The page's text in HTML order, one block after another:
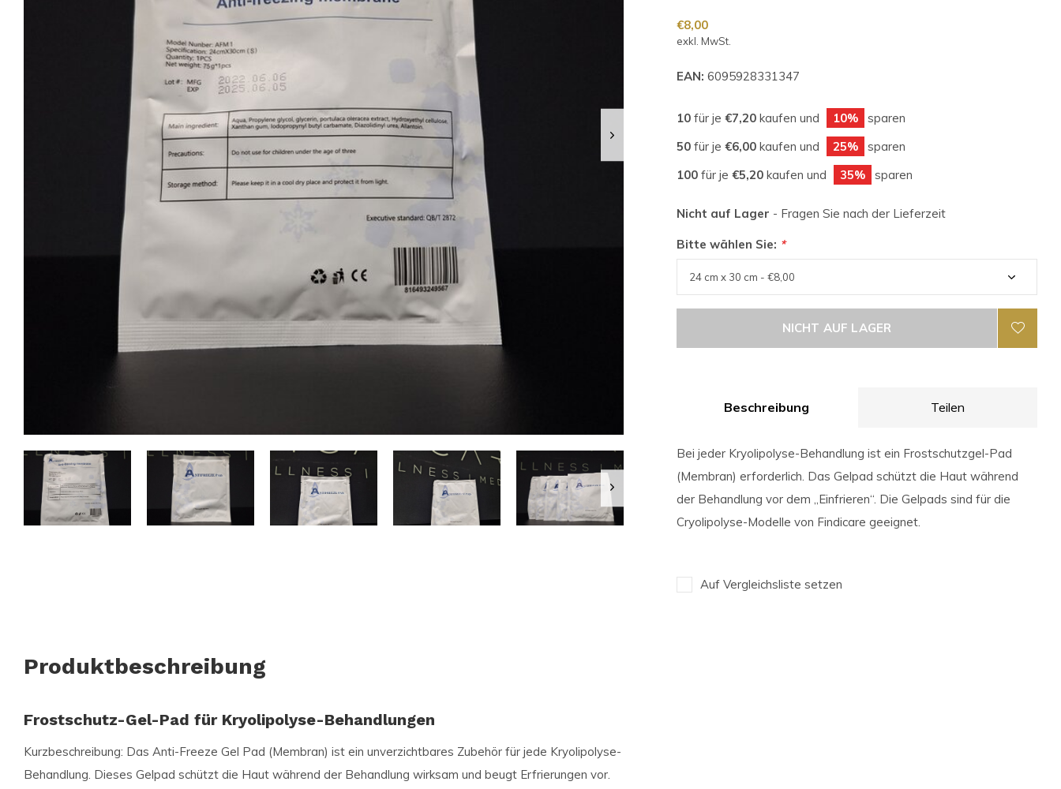
€8,00
exkl. MwSt.
EAN: 6095928331347
10 für je €7,20 kaufen und 10%
sparen
50 für je €6,00 kaufen und 25%
sparen
100 für je €5,20 kaufen und 35% sparen
Nicht auf Lager - Fragen Sie nach der Lieferzeit
Bitte wählen Sie: *
NICHT AUF LAGER
Beschreibung Teilen
Bei jeder Kryolipolyse-Behandlung ist ein Frostschutzgel-Pad
(Membran) erforderlich. Das Gelpad schützt die Haut während
der Behandlung vor dem „Einfrieren“. Die Gelpads sind für die
Cryolipolyse-Modelle von Findicare geeignet.
Auf Vergleichsliste setzen
Produktbeschreibung
Frostschutz-Gel-Pad für Kryolipolyse-Behandlungen
Kurzbeschreibung: Das Anti-Freeze Gel Pad (Membran) ist ein unverzichtbares Zubehör für jede Kryolipolyse-
Behandlung. Dieses Gelpad schützt die Haut während der Behandlung wirksam und beugt Erfrierungen vor.